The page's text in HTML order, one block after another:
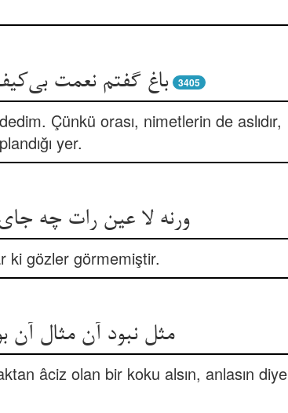
باغ گفتم نعمت 3405
Çünkü orası, nimetlerin de aslıdır,
yer.
ورنه لا عین رات چه
ki gözler görmemiştir.
مثل نبود آن مثال آن
âciz olan bir koku alsın, anlasın diye